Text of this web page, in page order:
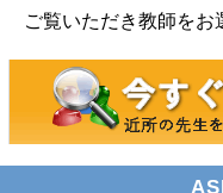
ご覧いただき教師をお